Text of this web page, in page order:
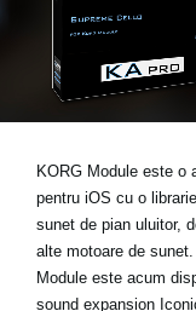
Social Media
Despre Korg
KORG Module este o
pentru iOS cu o
sunet de pian uluitor,
alte motoare de
Module este acum
sound expansion